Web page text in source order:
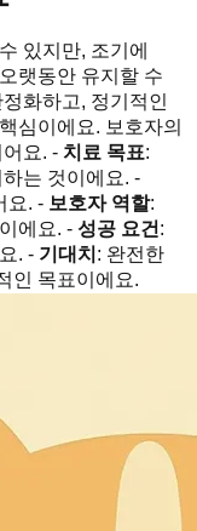
있지만, 조기에
랫동안 유지할 수
화하고, 정기적인
심이에요. 보호자의
요. - 치료 목표:
는 것이에요. -
요. - 보호자 역할:
에요. - 성공 요건 :
. - 기대치 : 완전한
인 목표이에요.